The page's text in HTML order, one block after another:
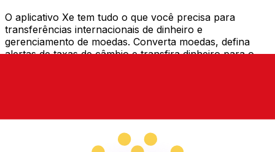
O aplicativo Xe tem tudo o que você precisa para
transferências internacionais de dinheiro e
gerenciamento de moedas. Converta moedas, defina
alertas de taxas de câmbio e transfira dinheiro para o